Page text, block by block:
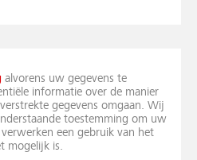
alvorens uw gegevens te
informatie over de manier
gegevens omgaan. Wij
toestemming om uw
een gebruik van het
mogelijk is.